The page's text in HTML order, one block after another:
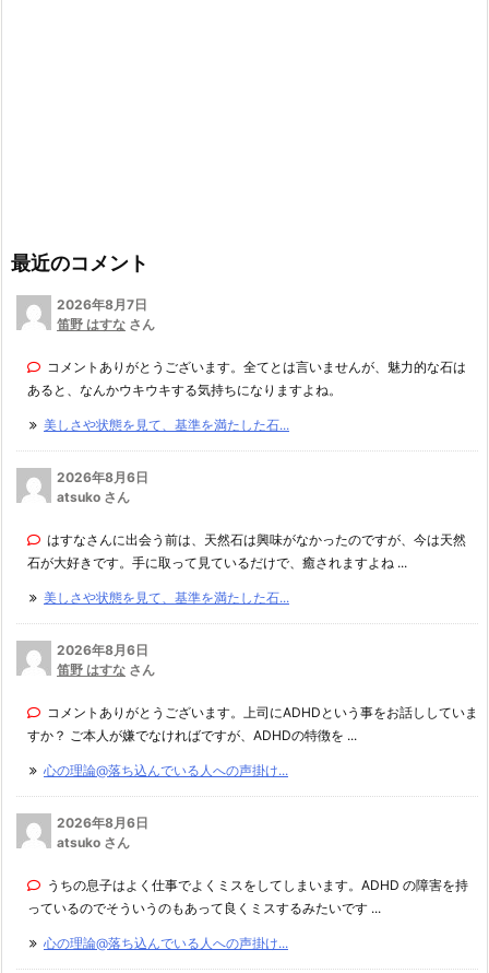
最近のコメント
2026年8月7日
笛野 はすな さん
コメントありがとうございます。全てとは言いませんが、魅力的な石は
あると、なんかウキウキする気持ちになりますよね。
美しさや状態を見て、基準を満たした石...
2026年8月6日
atsuko さん
はすなさんに出会う前は、天然石は興味がなかったのですが、今は天然
石が大好きです。手に取って見ているだけで、癒されますよね ...
美しさや状態を見て、基準を満たした石...
2026年8月6日
笛野 はすな さん
コメントありがとうございます。上司にADHDという事をお話ししていま
すか？ ご本人が嫌でなければですが、ADHDの特徴を ...
心の理論@落ち込んでいる人への声掛け...
2026年8月6日
atsuko さん
うちの息子はよく仕事でよくミスをしてしまいます。ADHD の障害を持
っているのでそういうのもあって良くミスするみたいです ...
心の理論@落ち込んでいる人への声掛け...